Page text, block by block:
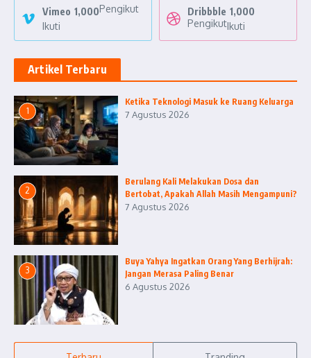
Vimeo 1,000Pengikut
Ikuti
Dribbble 1,000
PengikutIkuti
Artikel Terbaru
1
Ketika Teknologi Masuk ke Ruang Keluarga
7 Agustus 2026
2
Berulang Kali Melakukan Dosa dan
Bertobat, Apakah Allah Masih Mengampuni?
7 Agustus 2026
3
Buya Yahya Ingatkan Orang Yang Berhijrah:
Jangan Merasa Paling Benar
6 Agustus 2026